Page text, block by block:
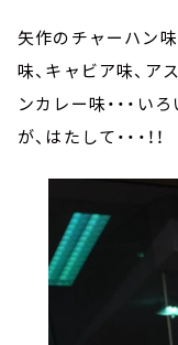
矢作のチャーハン
味、キャビア味、ア
ンカレー味・・・い
が、はたして・・・！！